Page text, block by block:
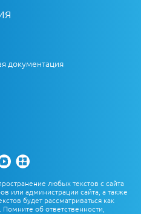
документация
любых текстов с сайта
или администрации сайта, а также
будет рассматриваться как
об ответственности,